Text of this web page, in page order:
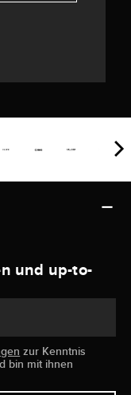
und up-to-
zur Kenntnis
bin mit ihnen